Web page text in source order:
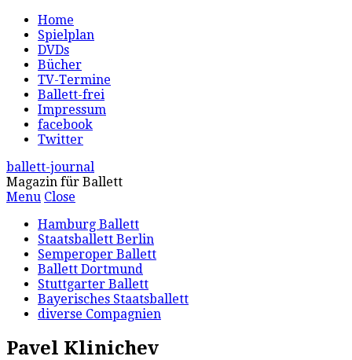
Home
Spielplan
DVDs
Bücher
TV-Termine
Ballett-frei
Impressum
facebook
Twitter
ballett-journal
Magazin für Ballett
Menu Close
Hamburg Ballett
Staatsballett Berlin
Semperoper Ballett
Ballett Dortmund
Stuttgarter Ballett
Bayerisches Staatsballett
diverse Compagnien
Pavel Klinichev